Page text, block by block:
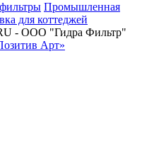
Промышленная
для коттеджей
- ООО "Гидра Фильтр"
Арт»